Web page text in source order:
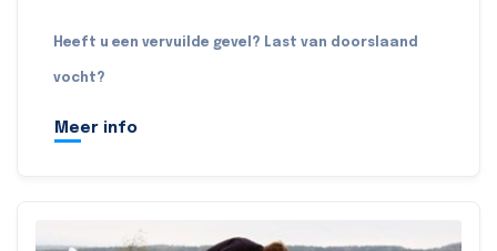
Heeft u een vervuilde gevel? Last van doorslaand
vocht?
Meer info